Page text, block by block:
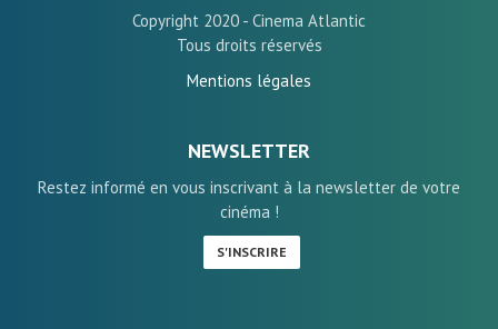
Copyright 2020 - Cinema Atlantic
Tous droits réservés
Mentions légales
NEWSLETTER
Restez informé en vous inscrivant à la newsletter de votre
cinéma !
S'INSCRIRE